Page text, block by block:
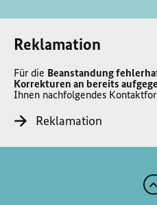
Reklamation
Für die Beanstandung
Korrekturen an bereits
Ihnen nachfolgendes
Reklamation